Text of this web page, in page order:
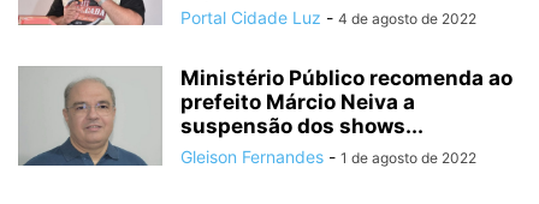
Portal Cidade Luz - 4 de agosto de 2022
Ministério Público recomenda ao
prefeito Márcio Neiva a
suspensão dos shows...
Gleison Fernandes - 1 de agosto de 2022